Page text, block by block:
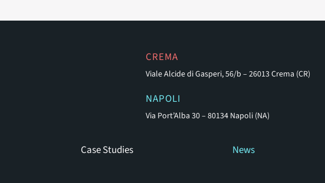
CREMA
Viale Alcide di Gasperi, 56/b – 26013 Crema (CR)
NAPOLI
Via Port’Alba 30 – 80134 Napoli (NA)
Case Studies News